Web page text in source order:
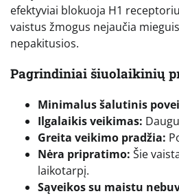
efektyviai blokuoja H1
vaistus žmogus nejaučia
nepakitusios.
Pagrindiniai šiuolaikinių
Minimalus šalutinis
Ilgalaikis veikimas:
Greita veikimo pradžia:
Nėra pripratimo: Šie
laikotarpį.
Sąveikos su maistu